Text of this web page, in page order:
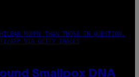
MUMMY THAN THOSE IN QUESTION.
AFP VIA GETTY IMAGES
Smallpox DNA